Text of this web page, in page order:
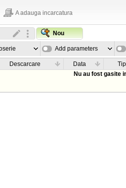
A adauga incarcatura
Nou
Add parameters
Descarcare Data
Nu au fost gasite